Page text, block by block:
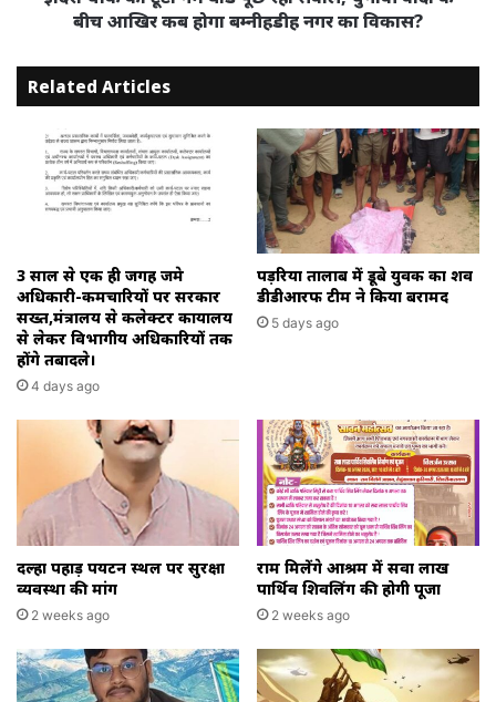
बीच
आखिर
कब
बम्नीहडीह
बीच आखिर कब होगा बम्नीहडीह नगर का विकास?
Related Articles
3 साल से एक ही जगह जमे
अधिकारी-कर्मचारियों पर सरकार
सख्त,मंत्रालय से कलेक्टर कार्यालय
से लेकर विभागीय अधिकारियों तक
होंगे तबादले।
4 days ago
पड़रिया तालाब में डूबे युवक का शव
डीडीआरफ टीम ने किया बरामद
5 days ago
दल्हा पहाड़ पर्यटन स्थल पर सुरक्षा
व्यवस्था की मांग
2 weeks ago
राम मिलेंगे आश्रम में सवा लाख
पार्थिव शिवलिंग की होगी पूजा
2 weeks ago